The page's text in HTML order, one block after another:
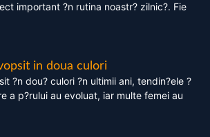
important ?n rutina noastr? zilnic?. Fie
in doua culori
?n dou? culori ?n ultimii ani, tendin?ele ?
a p?rului au evoluat, iar multe femei au